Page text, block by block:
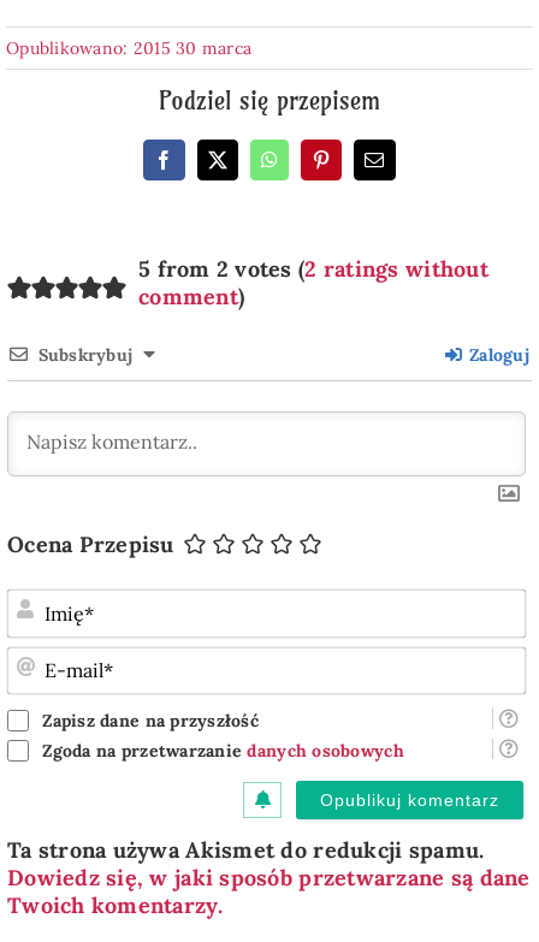
Opublikowano: 2015 30 marca
Podziel się przepisem
5 from 2 votes (2 ratings without
comment)
Subskrybuj Zaloguj
Ocena Przepisu
Zapisz dane na przyszłość
Zgoda na przetwarzaniedanych osobowych
Ta strona używa Akismet do redukcji spamu.
Dowiedz się, w jaki sposób przetwarzane są dane
Twoich komentarzy.